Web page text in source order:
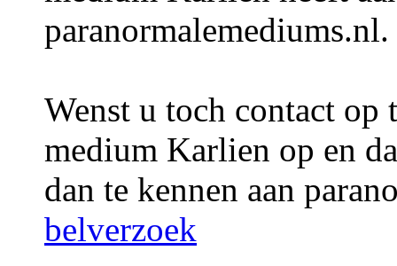
paranormalemediums.nl.
Wenst u toch contact op
medium Karlien op en
dan te kennen aan
belverzoek